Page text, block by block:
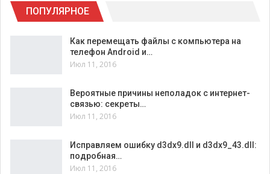
ПОПУЛЯРНОЕ
Как перемещать файлы с компьютера на
телефон Android и…
Июл 11, 2016
Вероятные причины неполадок с интернет-
связью: секреты…
Июл 11, 2016
Исправляем ошибку d3dx9.dll и d3dx9_43.dll:
подробная…
Июл 11, 2016